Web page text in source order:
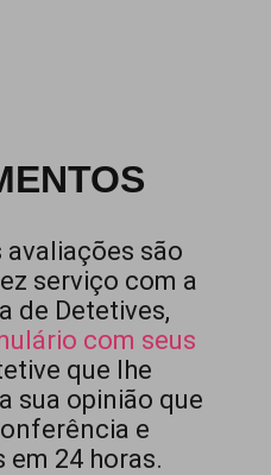
avaliações são
serviço com a
de Detetives,
com seus
que lhe
sua opinião que
e
em 24 horas.